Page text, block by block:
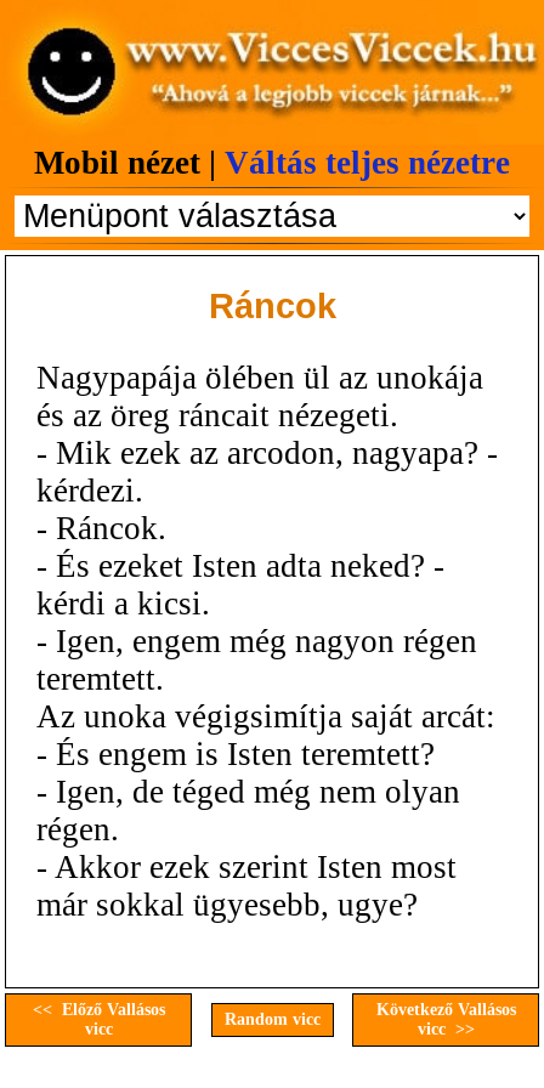
Mobil nézet | Váltás teljes nézetre
Ráncok
Nagypapája ölében ül az unokája
és az öreg ráncait nézegeti.
- Mik ezek az arcodon, nagyapa? -
kérdezi.
- Ráncok.
- És ezeket Isten adta neked? -
kérdi a kicsi.
- Igen, engem még nagyon régen
teremtett.
Az unoka végigsimítja saját arcát:
- És engem is Isten teremtett?
- Igen, de téged még nem olyan
régen.
- Akkor ezek szerint Isten most
már sokkal ügyesebb, ugye?
<< Előző Vallásos
vicc
Random vicc
Következő Vallásos
vicc >>